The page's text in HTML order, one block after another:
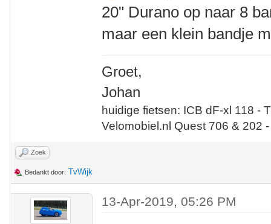
20" Durano op naar 8
maar een klein bandje
Groet,
Johan
huidige fietsen: ICB dF-xl 118 -
Velomobiel.nl Quest 706 & 202
Zoek
Bedankt door: TvWijk
13-Apr-2019, 05:26 PM